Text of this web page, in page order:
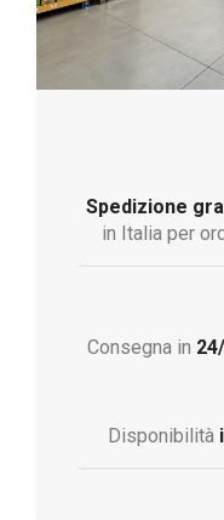
Spedizione
in Italia per
Consegna in
Disponibilità